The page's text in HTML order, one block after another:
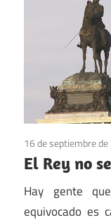
16 de septiembre
El Rey no
Hay gente
equivocado es